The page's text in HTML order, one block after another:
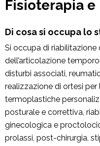
Fisioterapia
Di cosa si occupa lo
Si occupa di riabilitazione
dell’articolazione
disturbi associati,
realizzazione di ortesi per
termoplastiche
posturale e correttiva,
ginecologica e
prolassi, post-chirurgia,